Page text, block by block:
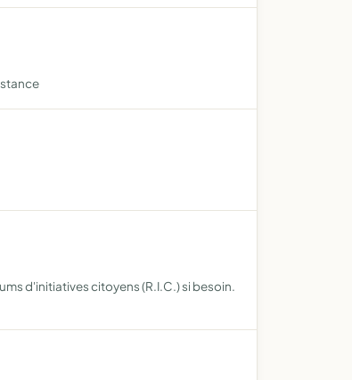
d'initiatives citoyens (R.I.C.) si besoin.